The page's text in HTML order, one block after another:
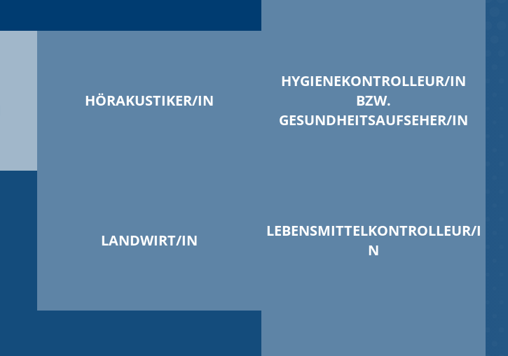
HÖRAKUSTIKER/IN
HYGIENEKONTROLLEUR/IN
BZW.
GESUNDHEITSAUFSEHER/IN
LANDWIRT/IN
LEBENSMITTELKONTROLLEUR/I
N